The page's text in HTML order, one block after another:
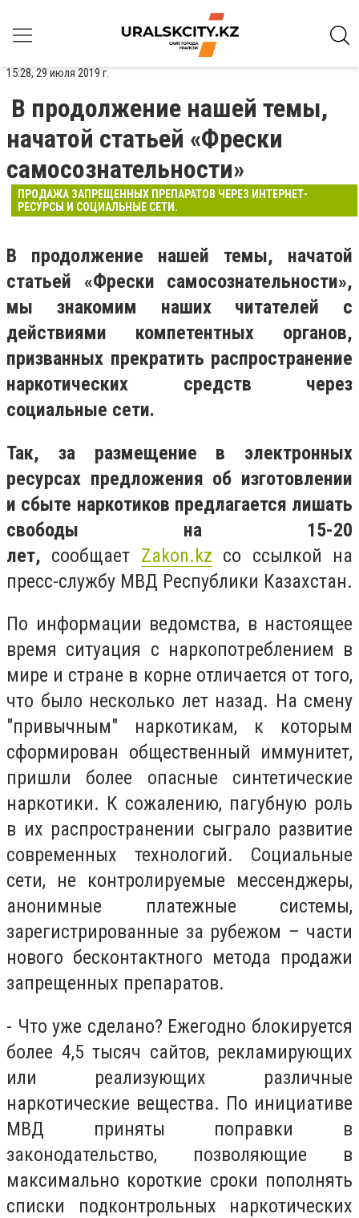
15:28, 29 июля 2019 г.
В продолжение нашей темы,
начатой статьей «Фрески
самосознательности»
ПРОДАЖА ЗАПРЕЩЕННЫХ ПРЕПАРАТОВ ЧЕРЕЗ ИНТЕРНЕТ-
РЕСУРСЫ И СОЦИАЛЬНЫЕ СЕТИ.
В продолжение нашей темы, начатой
статьей «Фрески самосознательности»,
мы знакомим наших читателей с
действиями компетентных органов,
призванных прекратить распространение
наркотических средств через
социальные сети.
Так, за размещение в электронных
ресурсах предложения об изготовлении
и сбыте наркотиков предлагается лишать
свободы на 15-20
лет, сообщает Zakon.kz со ссылкой на
пресс-службу МВД Республики Казахстан.
По информации ведомства, в настоящее
время ситуация с наркопотреблением в
мире и стране в корне отличается от того,
что было несколько лет назад. На смену
"привычным" наркотикам, к которым
сформирован общественный иммунитет,
пришли более опасные синтетические
наркотики. К сожалению, пагубную роль
в их распространении сыграло развитие
современных технологий. Социальные
сети, не контролируемые мессенджеры,
анонимные платежные системы,
зарегистрированные за рубежом – части
нового бесконтактного метода продажи
запрещенных препаратов.
- Что уже сделано? Ежегодно блокируется
более 4,5 тысяч сайтов, рекламирующих
или реализующих различные
наркотические вещества. По инициативе
МВД приняты поправки в
законодательство, позволяющие в
максимально короткие сроки пополнять
списки подконтрольных наркотических